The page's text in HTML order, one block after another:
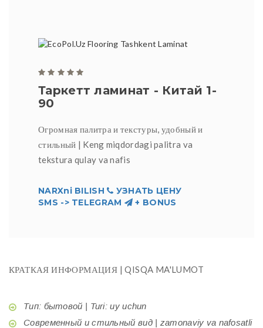
Таркетт ламинат - Китай 1-
90
Огромная палитра и текстуры, удобный и
стильный | Keng miqdordagi palitra va
tekstura qulay va nafis
NARXni BILISH
УЗНАТЬ ЦЕНУ
SMS -> TELEGRAM
+ BONUS
КРАТКАЯ ИНФОРМАЦИЯ | QISQA MA'LUMOT
Тип: бытовой | Turi: uy uchun
Современный и стильный вид | zamonaviy va nafosatli